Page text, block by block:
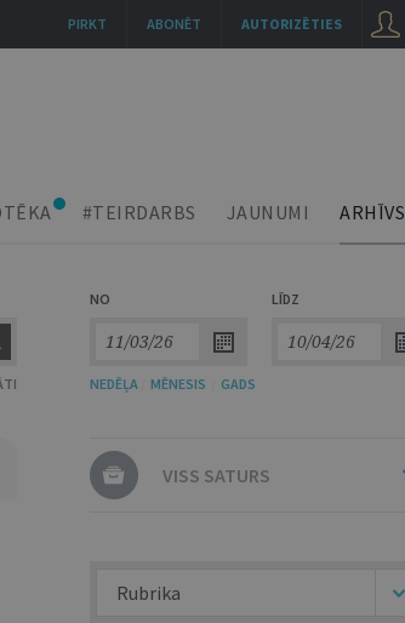
#TEIRDARBS JAUNUMI ARHĪVS
NO LĪDZ
NEDĒĻA MĒNESIS GADS
VISS SATURS
Rubrika
AUTORIZĒTIES
ABONĒT
PIRKT